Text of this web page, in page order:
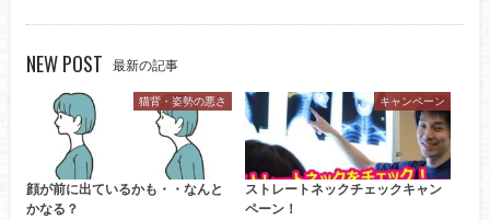
NEW POST 最新の記事
猫背・姿勢の悪さ
顔が前に出ているかも・・なんと
かなる？
キャンペーン
ストレートネックチェックキャン
ペーン！